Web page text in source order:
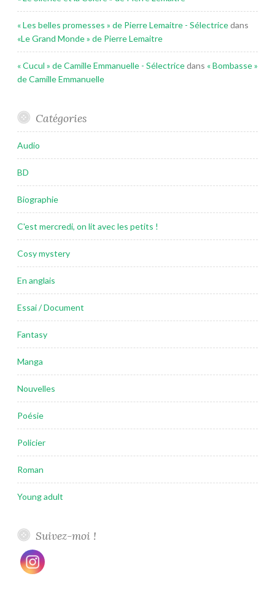
« Les belles promesses » de Pierre Lemaitre - Sélectricedans
«Le Grand Monde » de Pierre Lemaitre
« Cucul » de Camille Emmanuelle - Sélectricedans « Bombasse »
de Camille Emmanuelle
Catégories
Audio
BD
Biographie
C'est mercredi, on lit avec les petits !
Cosy mystery
En anglais
Essai / Document
Fantasy
Manga
Nouvelles
Poésie
Policier
Roman
Young adult
Suivez-moi !